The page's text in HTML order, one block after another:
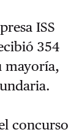
ISS
354
mayoría,
concurso